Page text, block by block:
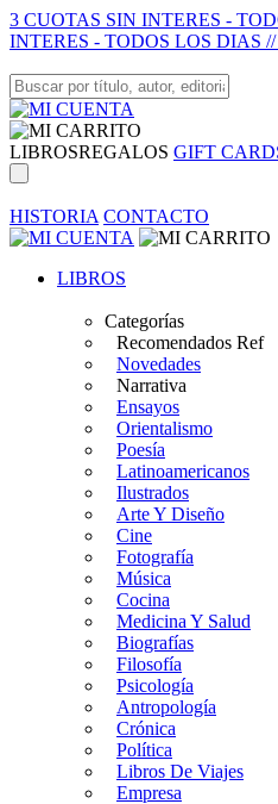
3 CUOTAS SIN INTERES -
INTERES - TODOS LOS DIAS
LIBROSREGALOS GIFT
HISTORIA CONTACTO
LIBROS
Categorías
Recomendados Ref
Novedades
Narrativa
Ensayos
Orientalismo
Poesía
Latinoamericanos
Ilustrados
Arte Y Diseño
Cine
Fotografía
Música
Cocina
Medicina Y Salud
Biografías
Filosofía
Psicología
Antropología
Crónica
Política
Libros De Viajes
Empresa